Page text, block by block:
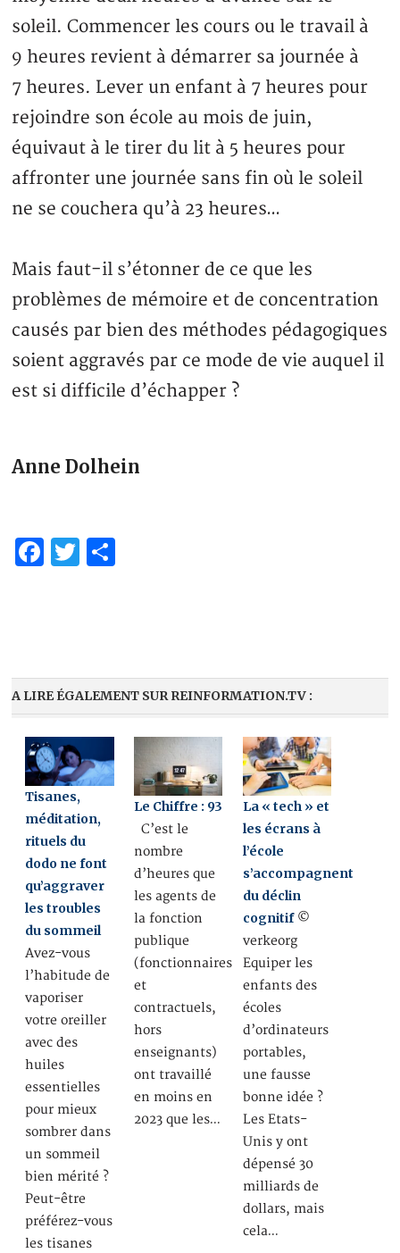
soleil. Commencer les cours ou le travail à
9 heures revient à démarrer sa journée à
7 heures. Lever un enfant à 7 heures pour
rejoindre son école au mois de juin,
équivaut à le tirer du lit à 5 heures pour
affronter une journée sans fin où le soleil
ne se couchera qu’à 23 heures…
Mais faut-il s’étonner de ce que les
problèmes de mémoire et de concentration
causés par bien des méthodes pédagogiques
soient aggravés par ce mode de vie auquel il
est si difficile d’échapper ?
Anne Dolhein
Facebook
Twitter
A LIRE ÉGALEMENT SUR REINFORMATION.TV :
Tisanes,
méditation,
rituels du
dodo ne font
qu’aggraver
les troubles
du sommeil
Avez-vous
l’habitude de
vaporiser
votre oreiller
avec des
huiles
essentielles
pour mieux
sombrer dans
un sommeil
bien mérité ?
Peut-être
préférez-vous
les tisanes
Le Chiffre : 93
C’est le
nombre
d’heures que
les agents de
la fonction
publique
(fonctionnaires
et
contractuels,
hors
enseignants)
ont travaillé
en moins en
2023 que les…
La « tech » et
les écrans à
l’école
s’accompagnent
du déclin
cognitif©
verkeorg
Equiper les
enfants des
écoles
d’ordinateurs
portables,
une fausse
bonne idée ?
Les Etats-
Unis y ont
dépensé 30
milliards de
dollars, mais
cela…